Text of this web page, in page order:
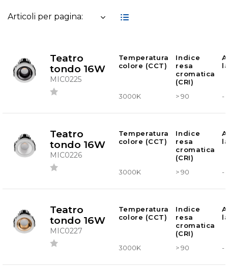
Articoli per pagina:
Teatro
tondo 16W
MIC0225
Temperatura
colore (CCT)
Indice
resa
cromatica
(CRI)
3000K > 90 -
Teatro
tondo 16W
MIC0226
Temperatura
colore (CCT)
Indice
resa
cromatica
(CRI)
3000K > 90 -
Teatro
tondo 16W
MIC0227
Temperatura
colore (CCT)
Indice
resa
cromatica
(CRI)
3000K > 90 -